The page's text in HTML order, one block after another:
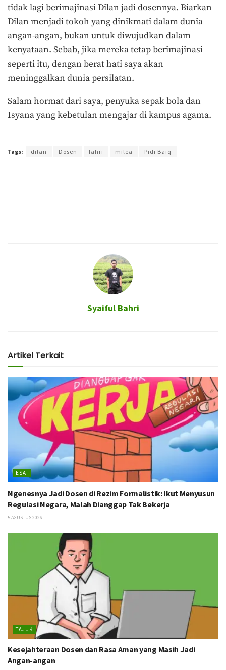
tidak lagi berimajinasi Dilan jadi dosennya. Biarkan
Dilan menjadi tokoh yang dinikmati dalam dunia
angan-angan, bukan untuk diwujudkan dalam
kenyataan. Sebab, jika mereka tetap berimajinasi
seperti itu, dengan berat hati saya akan
meninggalkan dunia persilatan.
Salam hormat dari saya, penyuka sepak bola dan
Isyana yang kebetulan mengajar di kampus agama.
Tags: dilan Dosen fahri milea Pidi Baiq
Syaiful Bahri
Artikel Terkait
ESAI
Ngenesnya Jadi Dosen di Rezim Formalistik: Ikut Menyusun
Regulasi Negara, Malah Dianggap Tak Bekerja
5 AGUSTUS 2026
TAJUK
Kesejahteraan Dosen dan Rasa Aman yang Masih Jadi
Angan-angan